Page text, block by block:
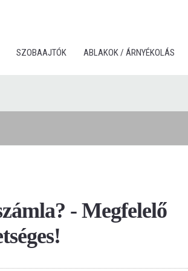
SZOBAAJTÓK ABLAKOK / ÁRNYÉKOLÁS
- Megfelelő